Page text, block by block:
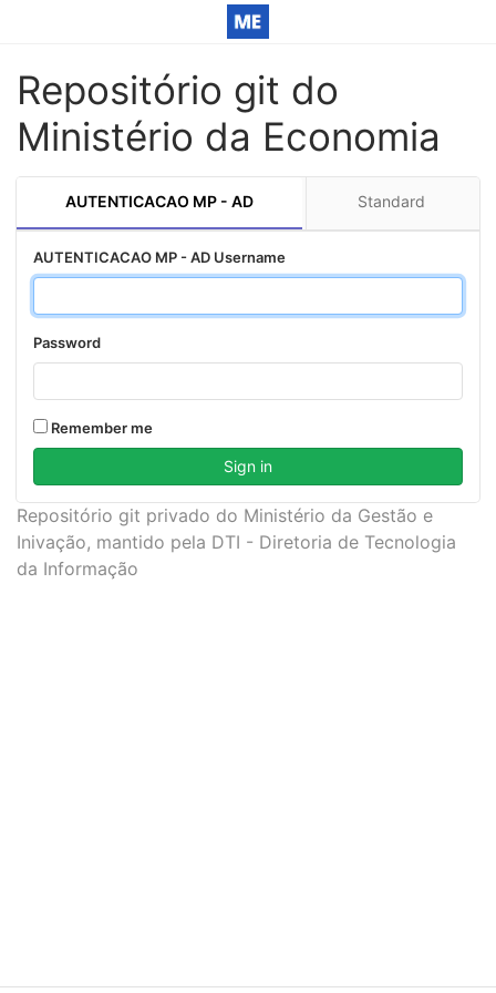
Repositório git do
Ministério da Economia
Repositório git privado do Ministério da Gestão e
Inivação, mantido pela DTI - Diretoria de Tecnologia
da Informação
AUTENTICACAO MP - AD Standard
AUTENTICACAO MP - AD Username
Password
Remember me